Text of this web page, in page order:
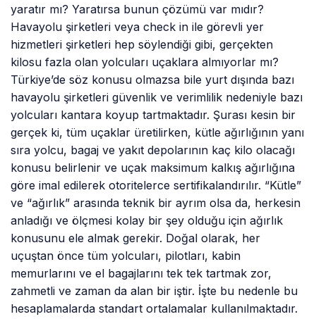
yaratır mı? Yaratırsa bunun çözümü var mıdır?
Havayolu şirketleri veya check in ile görevli yer
hizmetleri şirketleri hep söylendiği gibi, gerçekten
kilosu fazla olan yolcuları uçaklara almıyorlar mı?
Türkiye’de söz konusu olmazsa bile yurt dışında bazı
havayolu şirketleri güvenlik ve verimlilik nedeniyle bazı
yolcuları kantara koyup tartmaktadır. Şurası kesin bir
gerçek ki, tüm uçaklar üretilirken, kütle ağırlığının yanı
sıra yolcu, bagaj ve yakıt depolarının kaç kilo olacağı
konusu belirlenir ve uçak maksimum kalkış ağırlığına
göre imal edilerek otoritelerce sertifikalandırılır. “Kütle”
ve “ağırlık” arasında teknik bir ayrım olsa da, herkesin
anladığı ve ölçmesi kolay bir şey olduğu için ağırlık
konusunu ele almak gerekir. Doğal olarak, her
uçuştan önce tüm yolcuları, pilotları, kabin
memurlarını ve el bagajlarını tek tek tartmak zor,
zahmetli ve zaman da alan bir iştir. İşte bu nedenle bu
hesaplamalarda standart ortalamalar kullanılmaktadır.